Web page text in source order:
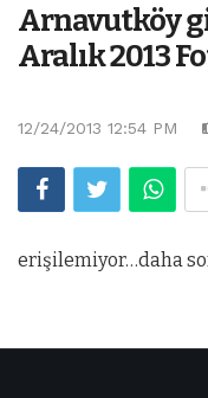
Arnavutköy
Aralık 2013
12/24/2013 12:54 PM
erişilemiyor…daha